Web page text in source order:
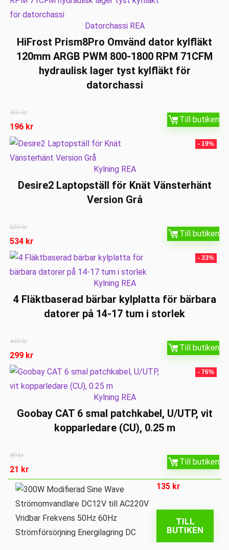
Datorchassi REA
HiFrost Prism8Pro Omvänd dator kylfläkt
120mm ARGB PWM 800-1800 RPM 71CFM
hydraulisk lager tyst kylfläkt för
datorchassi
491kr
196 kr
Till butiken
- 19%
Kylning REA
Desire2 Laptopställ för Knät Vänsterhänt
Version Grå
659kr
534 kr
Till butiken
- 33%
Kylning REA
4 Fläktbaserad bärbar kylplatta för bärbara
datorer på 14-17 tum i storlek
449kr
299 kr
Till butiken
- 76%
Kylning REA
Goobay CAT 6 smal patchkabel, U/UTP, vit
kopparledare (CU), 0.25 m
89kr
21 kr
Till butiken
135 kr
TILL
BUTIKEN